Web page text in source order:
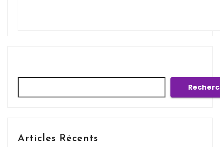
Articles Récents